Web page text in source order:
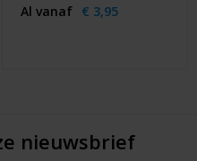
Al vanaf € 3,95
nieuwsbrief